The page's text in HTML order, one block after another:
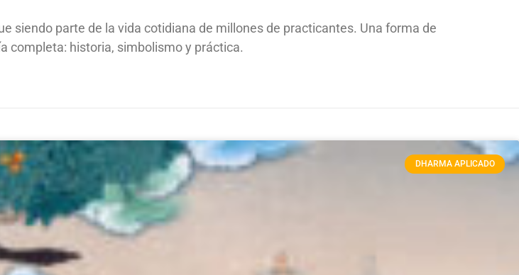
siendo parte de la vida cotidiana de millones de practicantes. Una forma de
completa: historia, simbolismo y práctica.
DHARMA APLICADO